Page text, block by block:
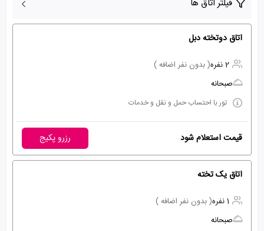
فیلتر اتاق ها
اتاق دوتخته دبل
2 نفره
( بدون نفر اضافه )
صبحانه
تور با احتساب حمل و نقل و خدمات
قیمت استعلام شود رزرو پکیج
اتاق یک تخته
1 نفره
( بدون نفر اضافه )
صبحانه